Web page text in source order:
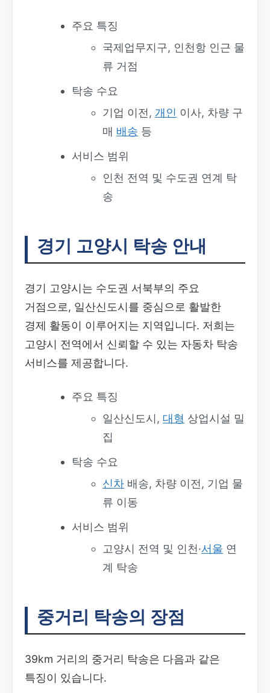
주요 특징
국제업무지구, 인천항 인근 물
류 거점
탁송 수요
기업 이전, 개인 이사, 차량 구
매 배송 등
서비스 범위
인천 전역 및 수도권 연계 탁
송
경기 고양시 탁송 안내
경기 고양시는 수도권 서북부의 주요
거점으로, 일산신도시를 중심으로 활발한
경제 활동이 이루어지는 지역입니다. 저희는
고양시 전역에서 신뢰할 수 있는 자동차 탁송
서비스를 제공합니다.
주요 특징
일산신도시, 대형 상업시설 밀
집
탁송 수요
신차 배송, 차량 이전, 기업 물
류 이동
서비스 범위
고양시 전역 및 인천·서울 연
계 탁송
중거리 탁송의 장점
39km 거리의 중거리 탁송은 다음과 같은
특징이 있습니다.